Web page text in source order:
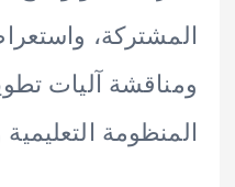
واستعراض
آليات تطوير
التعليمية